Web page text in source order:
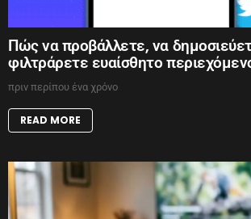
Πώς να προβάλλετε, να
φιλτράρετε ευαίσθητο
πριν περίπου ένα χρόνο
READ MORE